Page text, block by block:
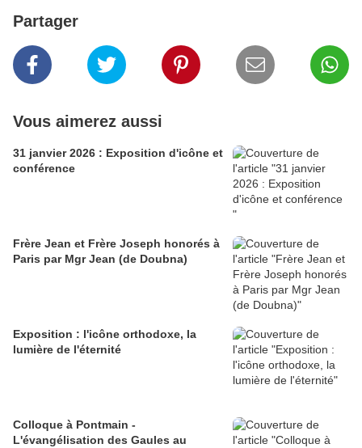
Partager
Vous aimerez aussi
31 janvier 2026 : Exposition d'icône et
conférence
Frère Jean et Frère Joseph honorés à
Paris par Mgr Jean (de Doubna)
Exposition : l'icône orthodoxe, la
lumière de l'éternité
Colloque à Pontmain -
L'évangélisation des Gaules au